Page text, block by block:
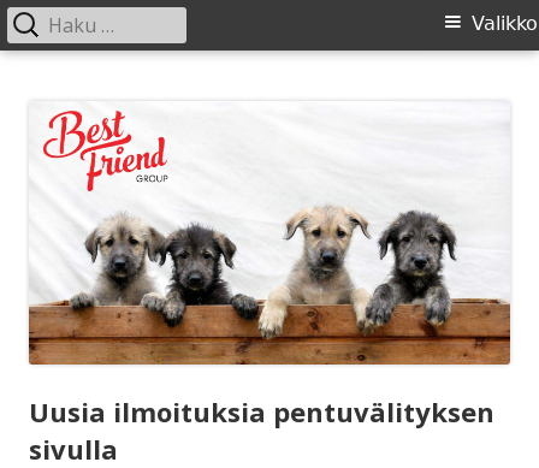
sisältöön
Ensisijainen
Valikko
Haku:
Uusia ilmoituksia pentuvälityksen
sivulla